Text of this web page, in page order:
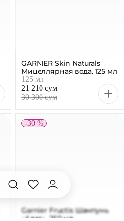
GARNIER Skin Naturals
Мицеллярная вода, 125 мл
125 мл
21 210 сум
30 300 сум
-30 %
Garnier Fructis Шампунь
«Алоэ», 250 мл